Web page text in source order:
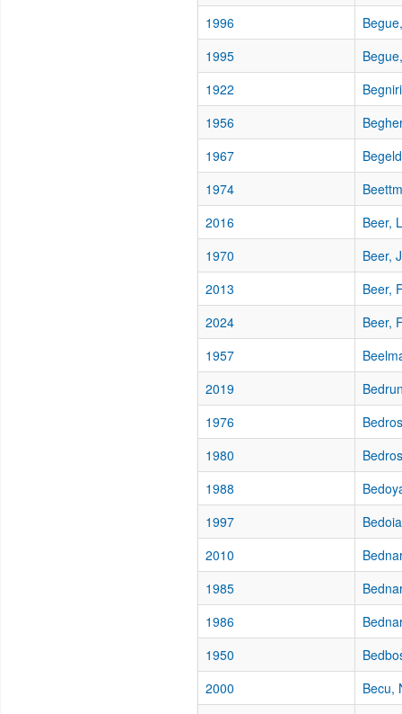
1996
1995
1922
1956
1967
1974
2016
Beer,
1970
Beer,
2013
Beer,
2024
Beer,
1957
2019
1976
1980
1988
1997
2010
1985
1986
1950
2000
Becu,